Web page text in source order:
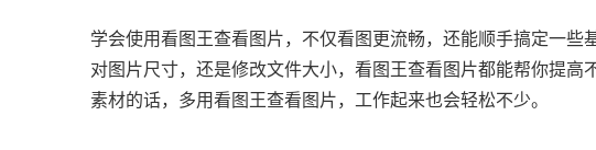
学会使用看图王查看图片，不仅看图更流畅，还能顺手搞定一些
对图片尺寸，还是修改文件大小，看图王查看图片都能帮你提高
素材的话，多用看图王查看图片，工作起来也会轻松不少。